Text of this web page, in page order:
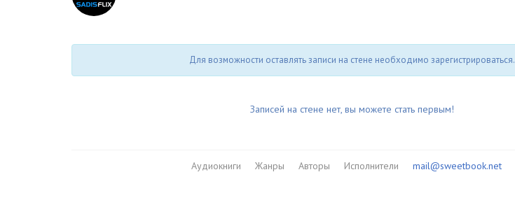
Для возможности оставлять записи на стене необходимо зарегистрироваться.
Записей на стене нет, вы можете стать первым!
Аудиокниги Жанры Авторы Исполнители mail@sweetbook.net